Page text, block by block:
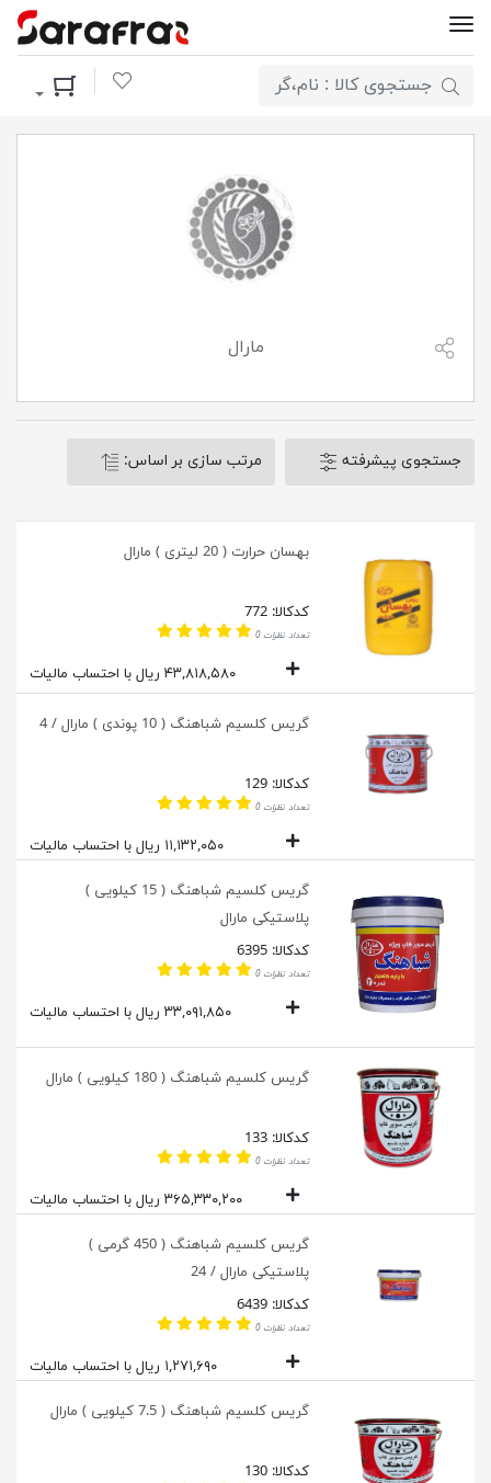
لیست مورد علاقه
سبد خرید
مارال
جستجوی پیشرفته مرتب سازی بر اساس:
بهسان حرارت ( 20 لیتری ) مارال
کدکالا: 772
تعداد نظرات 0
۴۳,۸۱۸,۵۸۰ ریال با احتساب مالیات
گریس کلسیم شباهنگ ( 10 پوندی ) مارال / 4
کدکالا: 129
تعداد نظرات 0
۱۱,۱۳۲,۰۵۰ ریال با احتساب مالیات
گریس کلسیم شباهنگ ( 15 کیلویی )
پلاستیکی مارال
کدکالا: 6395
تعداد نظرات 0
۳۳,۰۹۱,۸۵۰ ریال با احتساب مالیات
گریس کلسیم شباهنگ ( 180 کیلویی ) مارال
کدکالا: 133
تعداد نظرات 0
۳۶۵,۳۳۰,۲۰۰ ریال با احتساب مالیات
گریس کلسیم شباهنگ ( 450 گرمی )
پلاستیکی مارال / 24
کدکالا: 6439
تعداد نظرات 0
۱,۲۷۱,۶۹۰ ریال با احتساب مالیات
گریس کلسیم شباهنگ ( 7.5 کیلویی ) مارال
کدکالا: 130